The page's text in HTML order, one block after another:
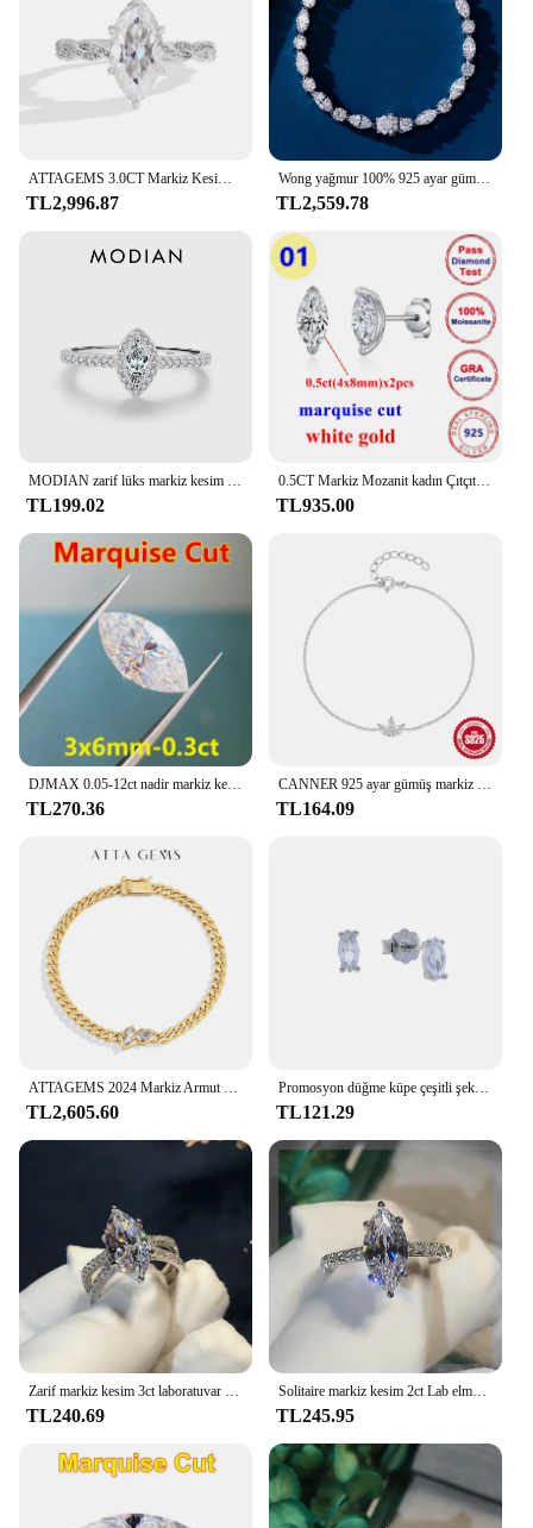
TL2,996.87
Wong yağmur 100% 925 ayar gümüş yuvarlak markiz kesim simüle mozanit taş lüks bilezikler güzel takı noel hediyesi
TL2,559.78
MODIAN zarif lüks markiz kesim kadınlar için CZ yüzük 925 ayar gümüş yüzük düğün nişan hediye güzel takı aksesuarları
TL199.02
0.5CT Markiz Mozanit kadın Çıtçıt Güzel Küpe En Kaliteli 925 Gümüş Kaplama 18 k Beyaz Altın Küpe Kadın Erkek için Yeni
TL935.00
DJMAX 0.05-12ct nadir markiz kesim moissanit gevşek taş D renk VVS1 süper beyaz sertifikalı markiz Moissanite elmas
TL270.36
CANNER 925 ayar gümüş markiz zirkonya taç kolye altın zincirler kadın bilezik kadınlar takı bilezik bilezik hediye
TL164.09
ATTAGEMS 2024 Markiz Armut Mükemmel Kesim 0.9CTW Mozanit Bilezik Adam Kadınlar için D VVS1 Gerçek S925 Gümüş Küba Zincir Parti Hediye
TL2,605.60
Promosyon düğme küpe çeşitli şekilli geometrik kalp yuvarlak kare markiz Oval narin 925 ayar gümüş takı
TL121.29
Zarif markiz kesim 3ct laboratuvar elmas yüzük beyaz altın dolu Bijou nişan alyans kadınlar için gelin partisi takı
TL240.69
Solitaire markiz kesim 2ct Lab elmas yüzük 925 ayar gümüş Bijou nişan düğün band yüzük kadınlar için menl parti takı
TL245.95